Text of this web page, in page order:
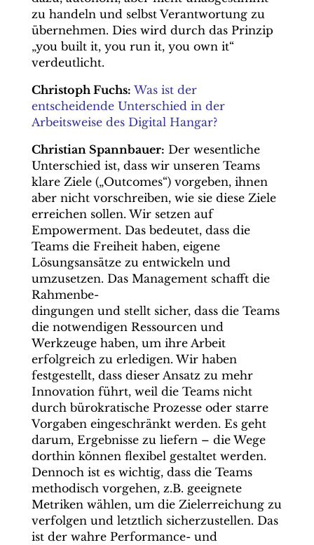
zu handeln und selbst Verantwortung zu
übernehmen. Dies wird durch das Prinzip
„you built it, you run it, you own it“
verdeutlicht.
Christoph Fuchs: Was ist der
entscheidende Unterschied in der
Arbeitsweise des Digital Hangar?
Christian Spannbauer: Der wesentliche
Unterschied ist, dass wir unseren Teams
klare Ziele („Outcomes“) vorgeben, ihnen
aber nicht vorschreiben, wie sie diese Ziele
erreichen sollen. Wir setzen auf
Empowerment. Das bedeutet, dass die
Teams die Freiheit haben, eigene
Lösungsansätze zu entwickeln und
umzusetzen. Das Management schafft die
Rahmenbe-
dingungen und stellt sicher, dass die Teams
die notwendigen Ressourcen und
Werkzeuge haben, um ihre Arbeit
erfolgreich zu erledigen. Wir haben
festgestellt, dass dieser Ansatz zu mehr
Innovation führt, weil die Teams nicht
durch bürokratische Prozesse oder starre
Vorgaben eingeschränkt werden. Es geht
darum, Ergebnisse zu liefern – die Wege
dorthin können flexibel gestaltet werden.
Dennoch ist es wichtig, dass die Teams
methodisch vorgehen, z.B. geeignete
Metriken wählen, um die Zielerreichung zu
verfolgen und letztlich sicherzustellen. Das
ist der wahre Performance- und